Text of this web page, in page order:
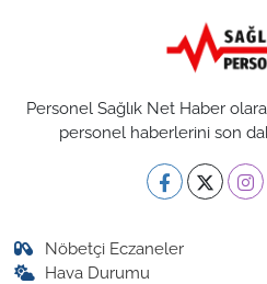
Personel Sağlık Net Haber
personel haberlerini son
Nöbetçi Eczaneler
Hava Durumu